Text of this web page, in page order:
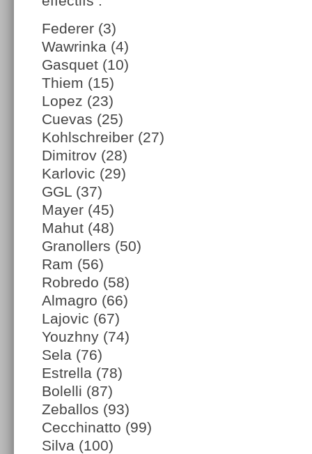
Federer (3)
Wawrinka (4)
Gasquet (10)
Thiem (15)
Lopez (23)
Cuevas (25)
Kohlschreiber (27)
Dimitrov (28)
Karlovic (29)
GGL (37)
Mayer (45)
Mahut (48)
Granollers (50)
Ram (56)
Robredo (58)
Almagro (66)
Lajovic (67)
Youzhny (74)
Sela (76)
Estrella (78)
Bolelli (87)
Zeballos (93)
Cecchinatto (99)
Silva (100)